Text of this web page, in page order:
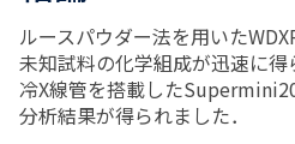
ルースパウダー法を用いた
未知試料の化学組成が迅速に
冷X線管を搭載した
分析結果が得られました．